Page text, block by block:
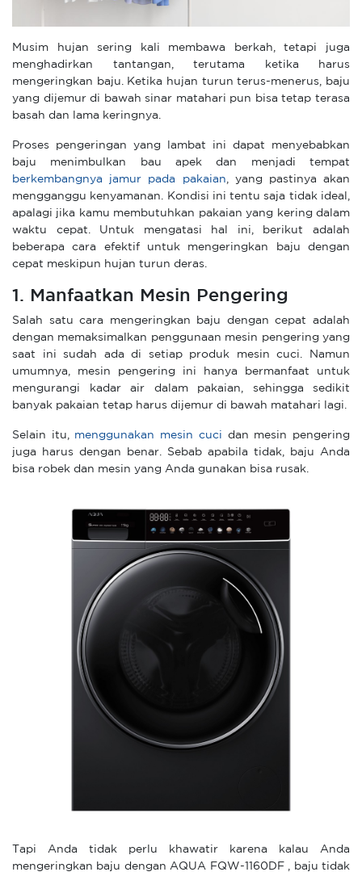
Musim hujan sering kali membawa berkah, tetapi juga
menghadirkan tantangan, terutama ketika harus
mengeringkan baju. Ketika hujan turun terus-menerus, baju
yang dijemur di bawah sinar matahari pun bisa tetap terasa
basah dan lama keringnya.
Proses pengeringan yang lambat ini dapat menyebabkan
baju menimbulkan bau apek dan menjadi tempat
berkembangnya jamur pada pakaian , yang pastinya akan
mengganggu kenyamanan. Kondisi ini tentu saja tidak ideal,
apalagi jika kamu membutuhkan pakaian yang kering dalam
waktu cepat. Untuk mengatasi hal ini, berikut adalah
beberapa cara efektif untuk mengeringkan baju dengan
cepat meskipun hujan turun deras.
1. Manfaatkan Mesin Pengering
Salah satu cara mengeringkan baju dengan cepat adalah
dengan memaksimalkan penggunaan mesin pengering yang
saat ini sudah ada di setiap produk mesin cuci. Namun
umumnya, mesin pengering ini hanya bermanfaat untuk
mengurangi kadar air dalam pakaian, sehingga sedikit
banyak pakaian tetap harus dijemur di bawah matahari lagi.
Selain itu, menggunakan mesin cuci dan mesin pengering
juga harus dengan benar. Sebab apabila tidak, baju Anda
bisa robek dan mesin yang Anda gunakan bisa rusak.
Tapi Anda tidak perlu khawatir karena kalau Anda
mengeringkan baju dengan AQUA FQW-1160DF , baju tidak